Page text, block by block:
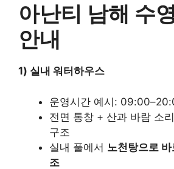
아난티 남해 수
안내
1) 실내 워터하우스
운영시간 예시:
전면 통창 + 산과 바람 소
구조
실내 풀에서 노천탕으로
조